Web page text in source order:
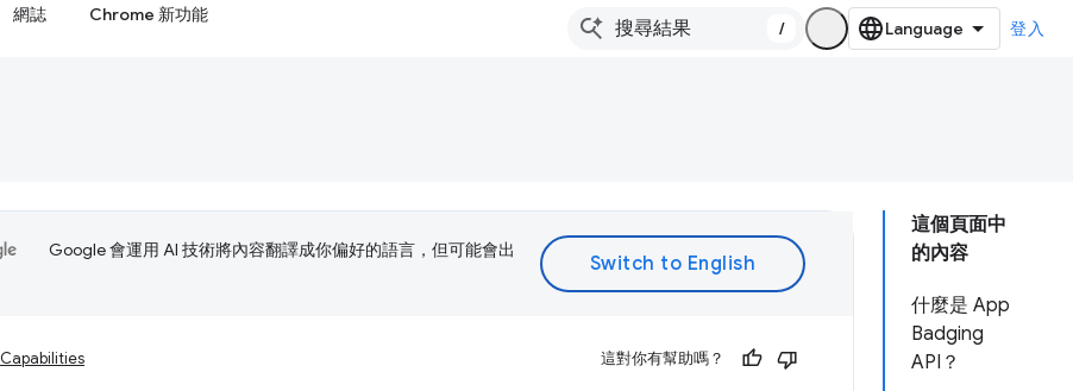
網誌 Chrome 新功能
/ 登入
這個頁面中
的內容
什麼是 App
Badging
API？
Google 會運用 AI 技術將內容翻譯成你偏好的語言，但可能會出
Capabilities 這對你有幫助嗎？